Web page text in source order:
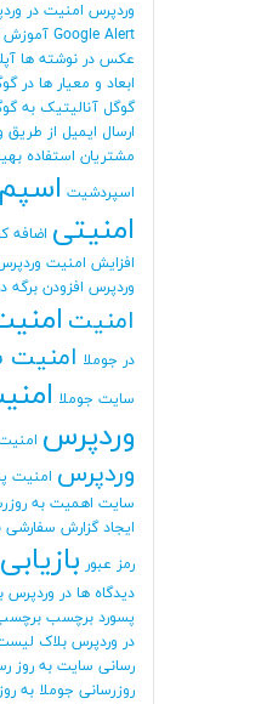
وردپرس امنیت در
Google Alert آموزش
عکس در نوشته ها
ابعاد و معیار ها در
گوگل آنالیتیک به
ارسال ایمیل از طریق
مشتریان استفاده
اسپردشیت اسپم
امنیتی اضافه
افزایش امنیت
وردپرس افزودن برگه
امنیت
در جوملا
سایت جوملا
وردپرس
وردپرس امنیت
سایت اهمیت به
ایجاد گزارش سفارشی
رمز عبور
دیدگاه ها در وردپرس
پسورد برچسب
در وردپرس بلاک
رسانی سایت به روز
روزرسانی جوملا به